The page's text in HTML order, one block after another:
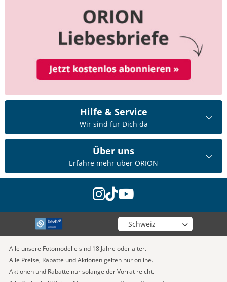
Hilfe & Service
Wir sind für Dich da
Über uns
Erfahre mehr über ORION
instagram
tiktok
youtube
Wähle deinen Shop
Alle unsere Fotomodelle sind 18 Jahre oder älter.
Alle Preise, Rabatte und Aktionen gelten nur online.
Aktionen und Rabatte nur solange der Vorrat reicht.